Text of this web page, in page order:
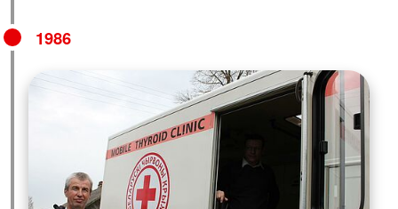
1986